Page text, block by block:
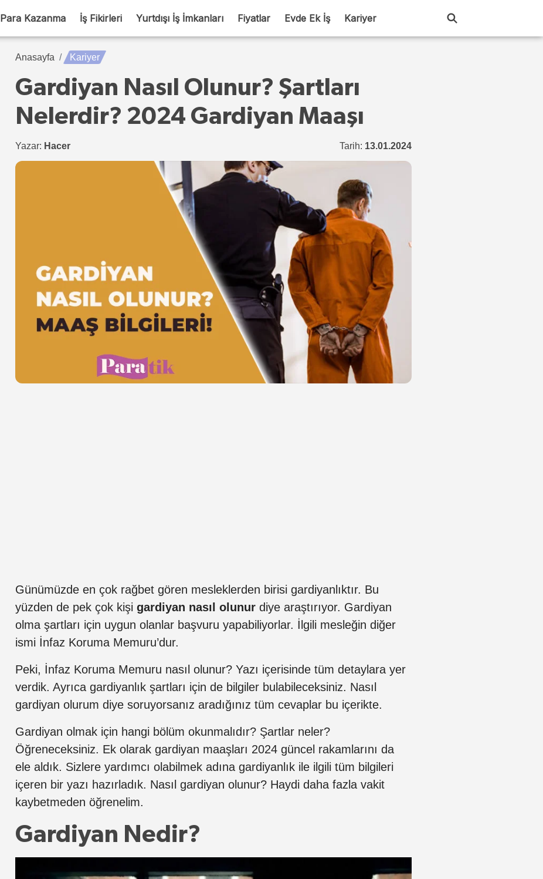
Para Kazanma İş Fikirleri Yurtdışı İş İmkanları Fiyatlar Evde Ek İş Kariyer
Anasayfa Kariyer
Gardiyan Nasıl Olunur? Şartları
Nelerdir? 2024 Gardiyan Maaşı
Yazar: Hacer Tarih: 13.01.2024
Günümüzde en çok rağbet gören mesleklerden birisi gardiyanlıktır. Bu
yüzden de pek çok kişi gardiyan nasıl olunur diye araştırıyor. Gardiyan
olma şartları için uygun olanlar başvuru yapabiliyorlar. İlgili mesleğin diğer
ismi İnfaz Koruma Memuru’dur.
Peki, İnfaz Koruma Memuru nasıl olunur? Yazı içerisinde tüm detaylara yer
verdik. Ayrıca gardiyanlık şartları için de bilgiler bulabileceksiniz. Nasıl
gardiyan olurum diye soruyorsanız aradığınız tüm cevaplar bu içerikte.
Gardiyan olmak için hangi bölüm okunmalıdır? Şartlar neler?
Öğreneceksiniz. Ek olarak gardiyan maaşları 2024 güncel rakamlarını da
ele aldık. Sizlere yardımcı olabilmek adına gardiyanlık ile ilgili tüm bilgileri
içeren bir yazı hazırladık. Nasıl gardiyan olunur? Haydi daha fazla vakit
kaybetmeden öğrenelim.
Gardiyan Nedir?